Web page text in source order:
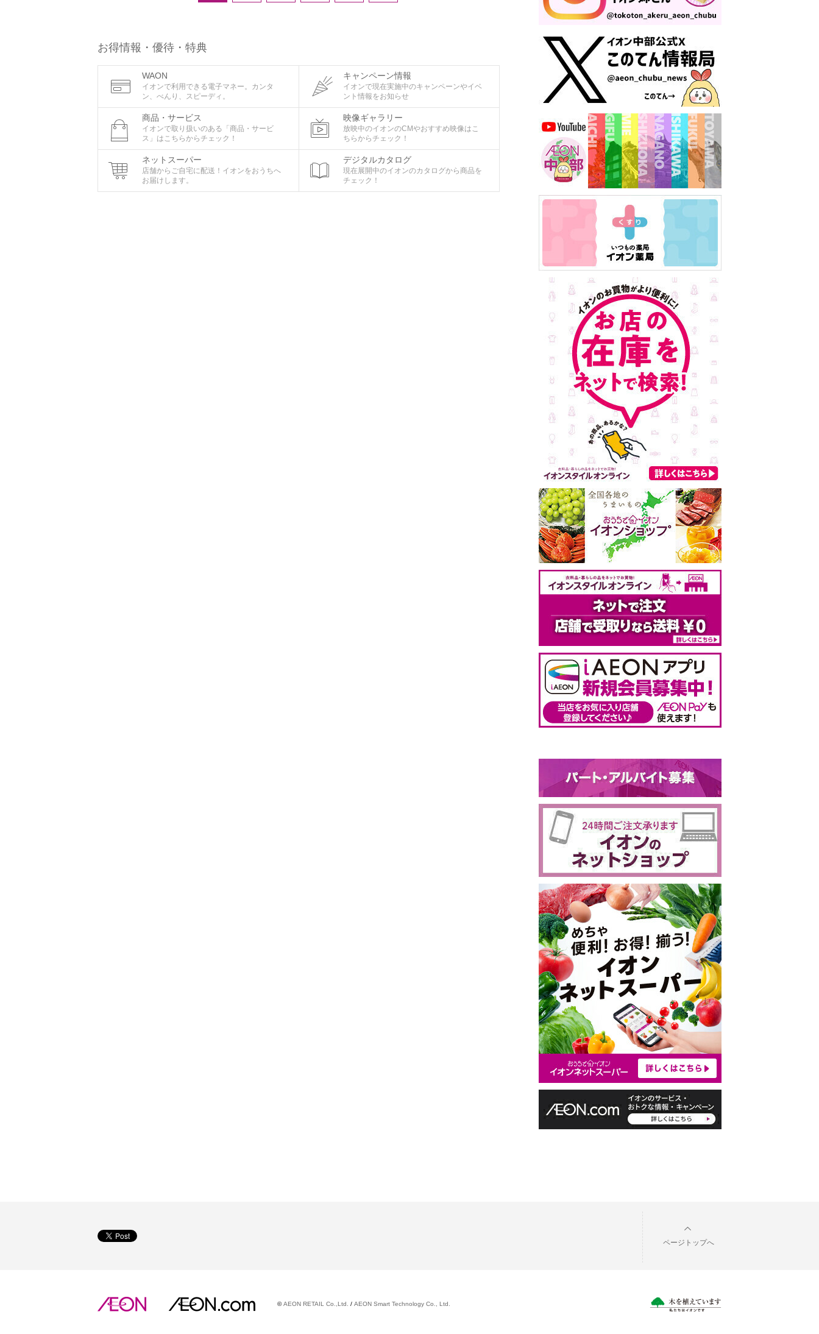
お得情報・優待・特典
WAON
イオンで利用できる電子マネー。カンタ
ン、べんり、スピーディ。
キャンペーン情報
イオンで現在実施中のキャンペーンやイベ
ント情報をお知らせ
商品・サービス
イオンで取り扱いのある「商品・サービ
ス」はこちらからチェック！
映像ギャラリー
放映中のイオンのCMやおすすめ映像はこ
ちらからチェック！
ネットスーパー
店舗からご自宅に配送！イオンをおうちへ
お届けします。
デジタルカタログ
現在展開中のイオンのカタログから商品を
チェック！
ページトップへ
©AEON RETAIL Co.,Ltd. / AEON Smart Technology Co., Ltd.